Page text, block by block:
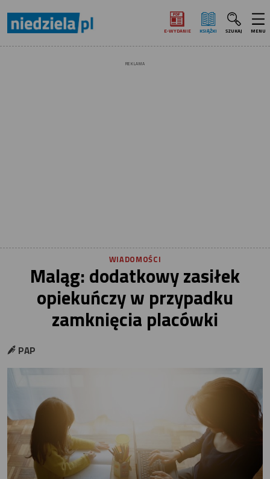
E‑WYDANIE KSIĄŻKI SZUKAJ MENU
REKLAMA
WIADOMOŚCI
Maląg: dodatkowy zasiłek
opiekuńczy w przypadku
zamknięcia placówki
PAP